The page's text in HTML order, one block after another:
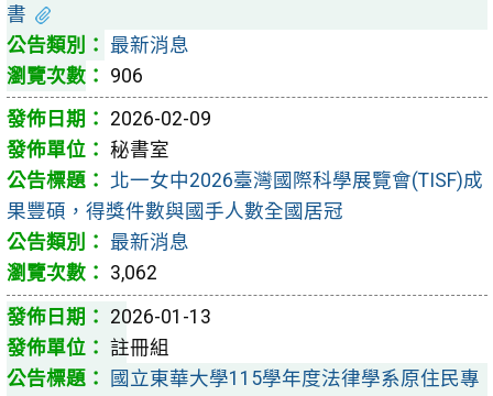
書
最新消息
906
2026-02-09
秘書室
北一女中2026臺灣國際科學展覽會(TISF)成
果豐碩，得獎件數與國手人數全國居冠
最新消息
3,062
2026-01-13
註冊組
國立東華大學115學年度法律學系原住民專